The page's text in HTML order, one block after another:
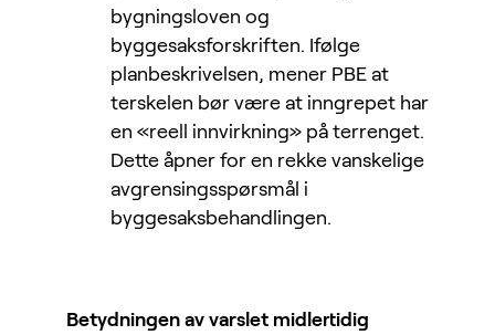
bygningsloven og
byggesaksforskriften. Ifølge
planbeskrivelsen, mener PBE at
terskelen bør være at inngrepet har
en «reell innvirkning» på terrenget.
Dette åpner for en rekke vanskelige
avgrensingsspørsmål i
byggesaksbehandlingen.
Betydningen av varslet midlertidig